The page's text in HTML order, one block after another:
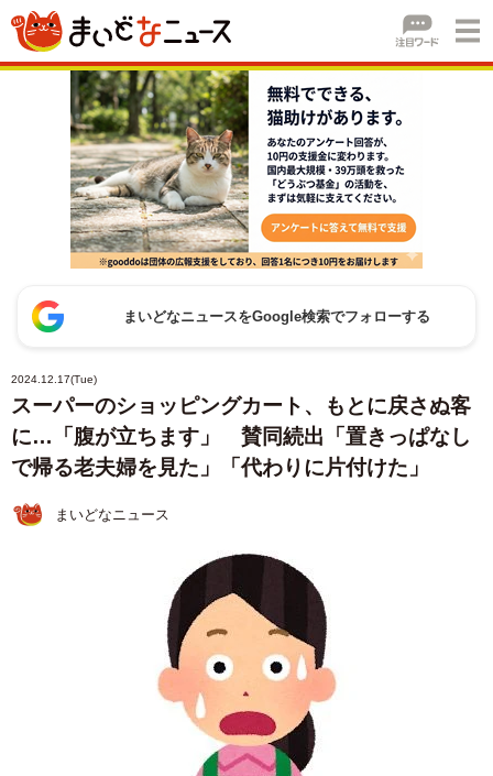
まいどなニュースをGoogle検索でフォローする
2024.12.17(Tue)
スーパーのショッピングカート、もとに戻さぬ客
に…「腹が立ちます」 賛同続出「置きっぱなし
で帰る老夫婦を見た」「代わりに片付けた」
まいどなニュース